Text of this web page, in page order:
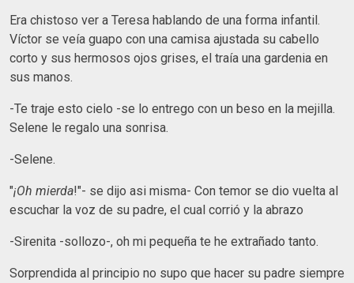
Era chistoso ver a Teresa hablando de una forma infantil.
Víctor se veía guapo con una camisa ajustada su cabello
corto y sus hermosos ojos grises, el traía una gardenia en
sus manos.
-Te traje esto cielo -se lo entrego con un beso en la mejilla.
Selene le regalo una sonrisa.
-Selene.
"¡Oh mierda!"- se dijo asi misma- Con temor se dio vuelta al
escuchar la voz de su padre, el cual corrió y la abrazo
-Sirenita -sollozo-, oh mi pequeña te he extrañado tanto.
Sorprendida al principio no supo que hacer su padre siempre